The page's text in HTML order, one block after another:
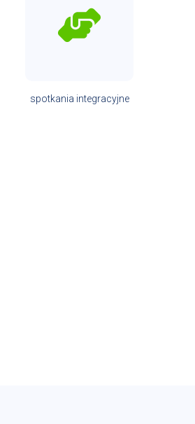
spotkania integracyjne